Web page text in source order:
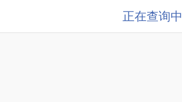
正在查询中